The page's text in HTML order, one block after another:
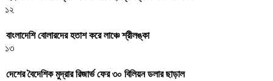
১২
বাংলাদেশি বোলারদের হতাশ করে লাঞ্চে শ্রীলঙ্কা
১৩
দেশের বৈদেশিক মুদ্রার রিজার্ভ ফের ৩০ বিলিয়ন ডলার ছাড়াল